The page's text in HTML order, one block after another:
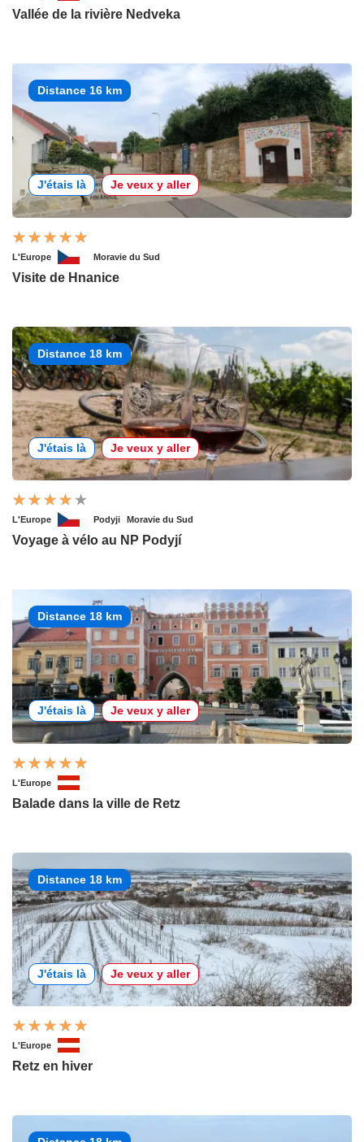
Vallée de la rivière Nedveka
Distance 16 km
J'étais là Je veux y aller
L'Europe Moravie du Sud
Visite de Hnanice
Distance 18 km
J'étais là Je veux y aller
L'Europe Podyji Moravie du Sud
Voyage à vélo au NP Podyjí
Distance 18 km
J'étais là Je veux y aller
L'Europe
Balade dans la ville de Retz
Distance 18 km
J'étais là Je veux y aller
L'Europe
Retz en hiver